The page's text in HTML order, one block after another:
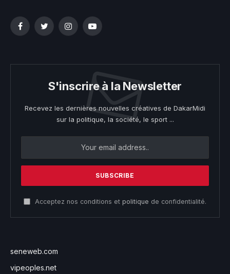
FacebookTwitterInstagramYouTube
S'inscrire à la Newsletter
Recevez les dernières nouvelles créatives de DakarMidi
sur la politique, la société, le sport ...
Acceptez nos conditions et politique de confidentialité.
seneweb.com
vipeoples.net